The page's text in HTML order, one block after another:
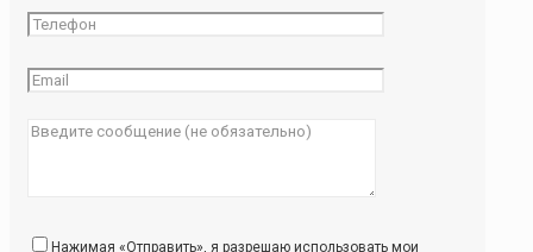
Нажимая «Отправить», я разрешаю использовать мои